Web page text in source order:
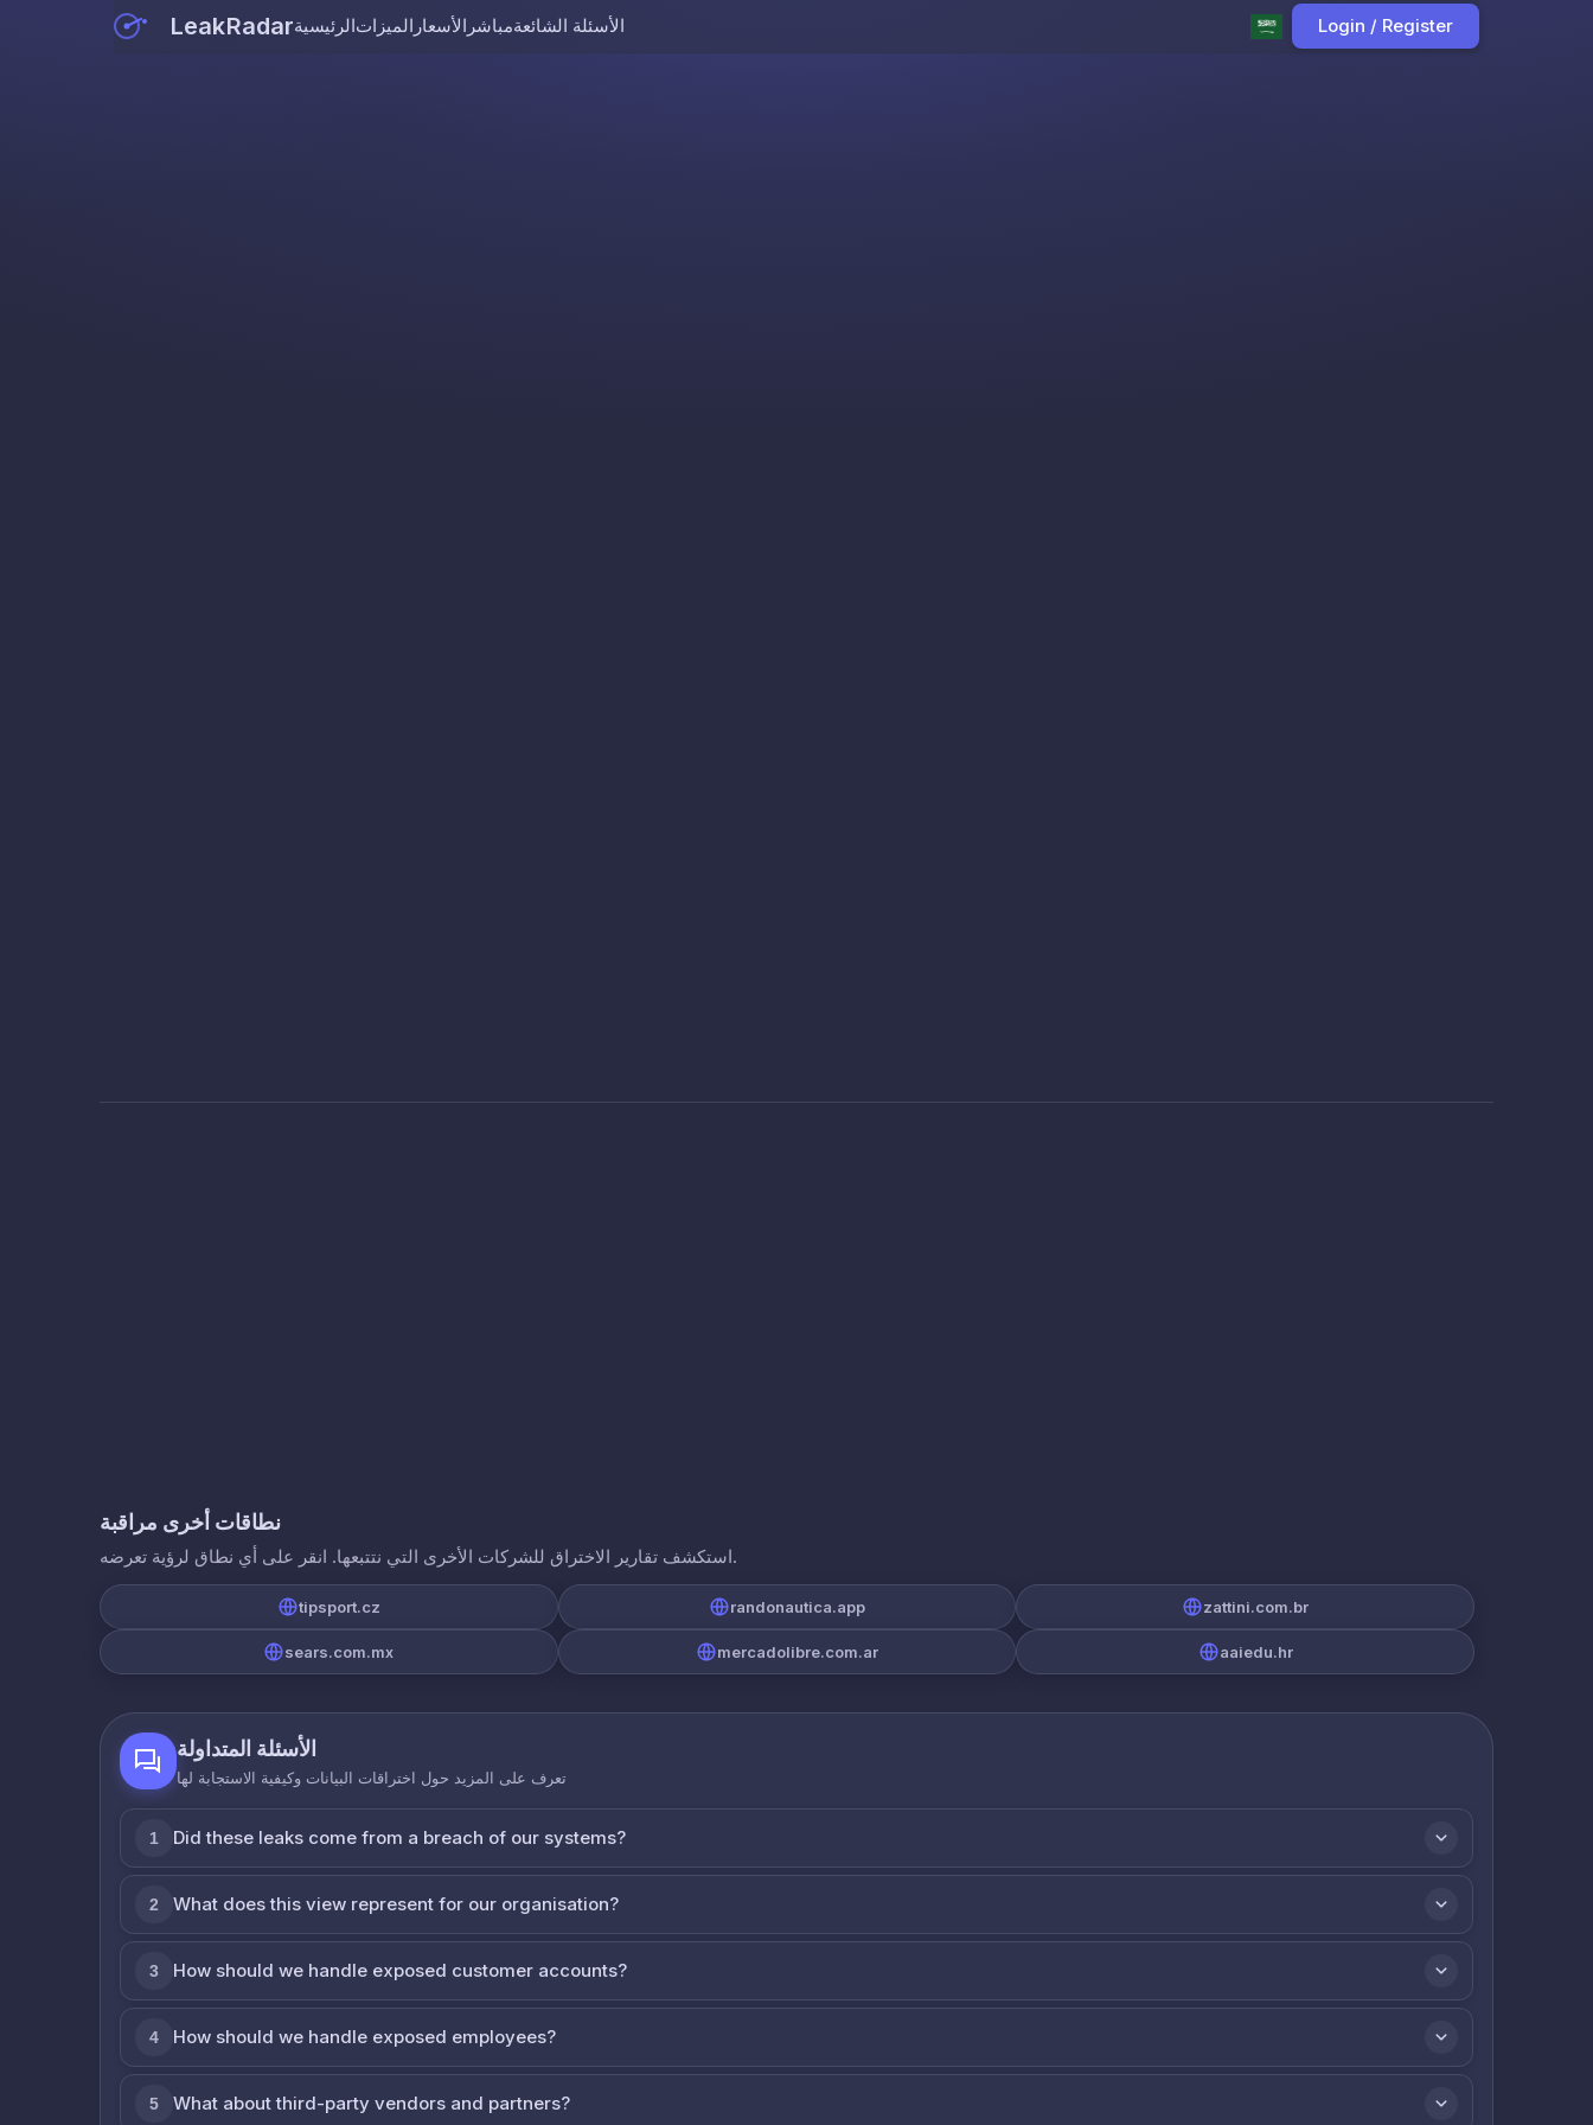
LeakRadarالرئيسيةالميزات الأسعار مباشرالأسئلة الشائعة Login / Register
نطاقات أخرى مراقبة
استكشف تقارير الاختراق للشركات الأخرى التي نتتبعها. انقر على أي نطاق لرؤية تعرضه.
tipsport.cz randonautica.app zattini.com.br
sears.com.mx mercadolibre.com.ar aaiedu.hr
الأسئلة المتداولة
تعرف على المزيد حول اختراقات البيانات وكيفية الاستجابة لها
1 Did these leaks come from a breach of our systems?
2 What does this view represent for our organisation?
3 How should we handle exposed customer accounts?
4 How should we handle exposed employees?
5 What about third-party vendors and partners?